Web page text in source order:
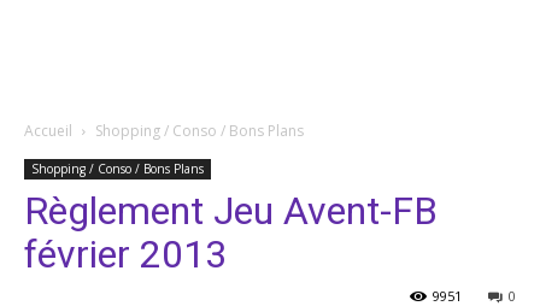
Accueil Shopping / Conso / Bons Plans
Shopping / Conso / Bons Plans
Règlement Jeu Avent-FB
février 2013
0
9951